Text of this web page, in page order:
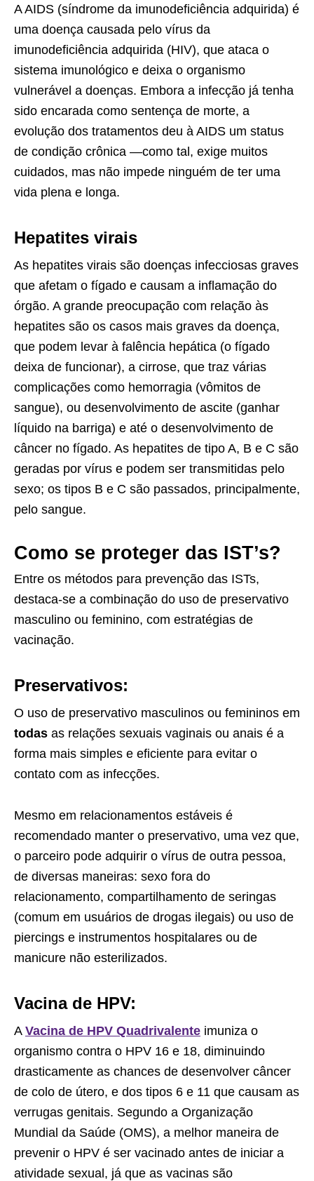
A AIDS (síndrome da imunodeficiência adquirida) é
uma doença causada pelo vírus da
imunodeficiência adquirida (HIV), que ataca o
sistema imunológico e deixa o organismo
vulnerável a doenças. Embora a infecção já tenha
sido encarada como sentença de morte, a
evolução dos tratamentos deu à AIDS um status
de condição crônica —como tal, exige muitos
cuidados, mas não impede ninguém de ter uma
vida plena e longa.
Hepatites virais
As hepatites virais são doenças infecciosas graves
que afetam o fígado e causam a inflamação do
órgão. A grande preocupação com relação às
hepatites são os casos mais graves da doença,
que podem levar à falência hepática (o fígado
deixa de funcionar), a cirrose, que traz várias
complicações como hemorragia (vômitos de
sangue), ou desenvolvimento de ascite (ganhar
líquido na barriga) e até o desenvolvimento de
câncer no fígado. As hepatites de tipo A, B e C são
geradas por vírus e podem ser transmitidas pelo
sexo; os tipos B e C são passados, principalmente,
pelo sangue.
Como se proteger das IST’s?
Entre os métodos para prevenção das ISTs,
destaca-se a combinação do uso de preservativo
masculino ou feminino, com estratégias de
vacinação.
Preservativos:
O uso de preservativo masculinos ou femininos em
todas as relações sexuais vaginais ou anais é a
forma mais simples e eficiente para evitar o
contato com as infecções.
Mesmo em relacionamentos estáveis é
recomendado manter o preservativo, uma vez que,
o parceiro pode adquirir o vírus de outra pessoa,
de diversas maneiras: sexo fora do
relacionamento, compartilhamento de seringas
(comum em usuários de drogas ilegais) ou uso de
piercings e instrumentos hospitalares ou de
manicure não esterilizados.
Vacina de HPV:
A Vacina de HPV Quadrivalente imuniza o
organismo contra o HPV 16 e 18, diminuindo
drasticamente as chances de desenvolver câncer
de colo de útero, e dos tipos 6 e 11 que causam as
verrugas genitais. Segundo a Organização
Mundial da Saúde (OMS), a melhor maneira de
prevenir o HPV é ser vacinado antes de iniciar a
atividade sexual, já que as vacinas são